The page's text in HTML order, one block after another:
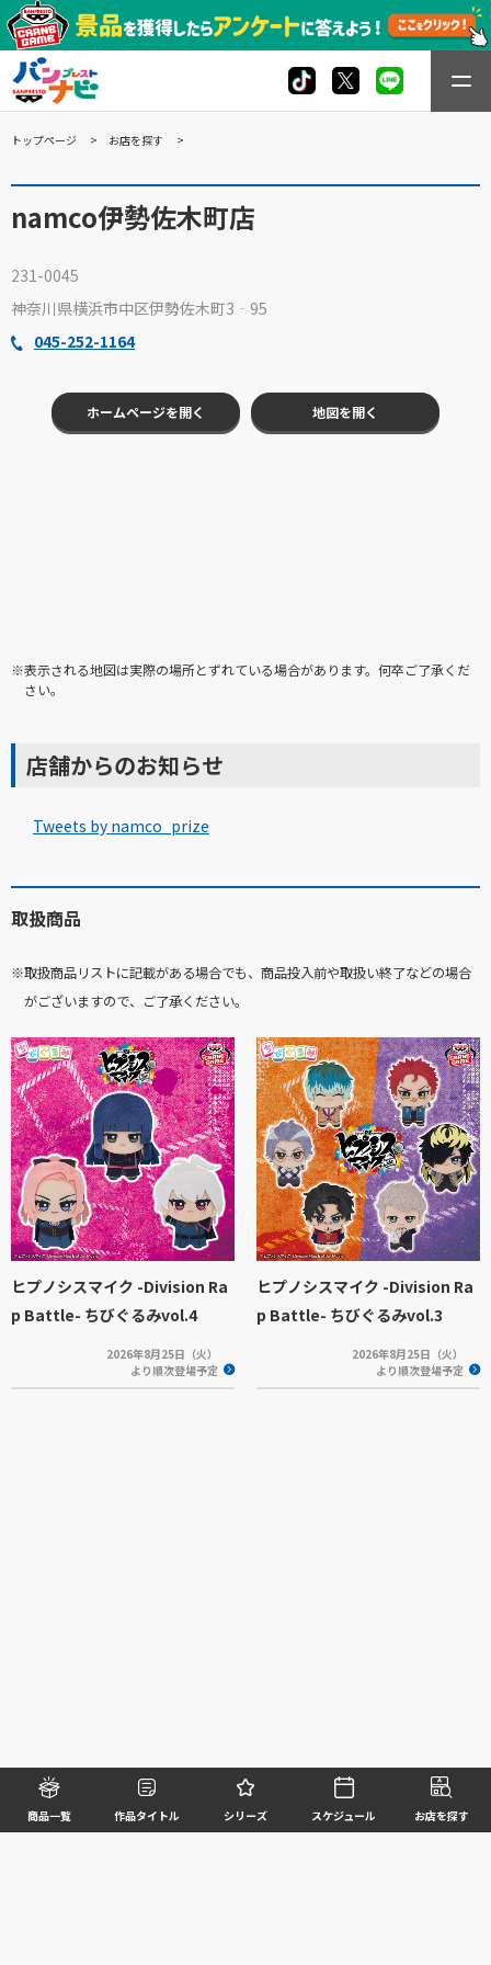
商品一覧 作品タイトル シリーズ スケジュール お店を探す
トップページ お店を探す
namco伊勢佐木町店
231-0045
神奈川県横浜市中区伊勢佐木町3‐95
045-252-1164
ホームページを開く 地図を開く
※表示される地図は実際の場所とずれている場合があります。何卒ご了承くだ
さい。
店舗からのお知らせ
Tweets by namco_prize
取扱商品
※取扱商品リストに記載がある場合でも、商品投入前や取扱い終了などの場合
がございますので、ご了承ください。
ヒプノシスマイク -Division Ra
p Battle- ちびぐるみvol.4
2026年8月25日（火）
より順次登場予定
ヒプノシスマイク -Division Ra
p Battle- ちびぐるみvol.3
2026年8月25日（火）
より順次登場予定